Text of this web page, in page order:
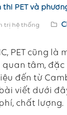
thi PET và
trị hệ thống
PET cũng
tâm, đặc
đến từ
viết dưới
chất lượng.